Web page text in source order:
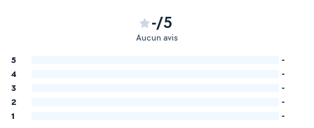
-/5
Aucun avis
5
-
4
-
3
-
2
-
1
-